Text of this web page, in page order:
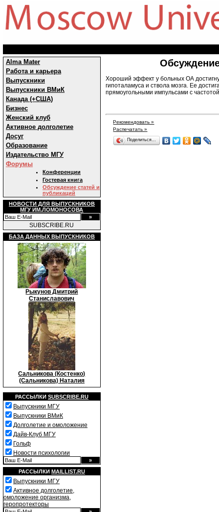
Alma Mater
Работа и карьера
Выпускники
Выпускники ВМиК
Канада (+США)
Бизнес
Женский клуб
Активное долголетие
Досуг
Образование
Издательство МГУ
Форумы
Конференции
Гостевая книга
Обсуждение статей и
публикаций
НОВОСТИ ДЛЯ ВЫПУСКНИКОВ
МГУ ИМ.ЛОМОНОСОВА
SUBSCRIBE.RU
БАЗА ДАННЫХ ВЫПУСКНИКОВ
Рыкунов Дмитрий
Станиславович
Cальникова (Костенко)
(Сальникова) Наталия
РАССЫЛКИ SUBSCRIBE.RU
Выпускники МГУ
Выпускники ВМиК
Долголетие и омоложение
Дайв-Клуб МГУ
Гольф
Новости психологии
РАССЫЛКИ MAILLIST.RU
Выпускники МГУ
Активное долголетие,
омоложение организма,
геропротекторы
Хороший эффект у больных ОА
гипоталамуса и ствола мозга. Ее
прямоугольными импульсами с
Рекомендовать »
Распечатать »
Поделиться…